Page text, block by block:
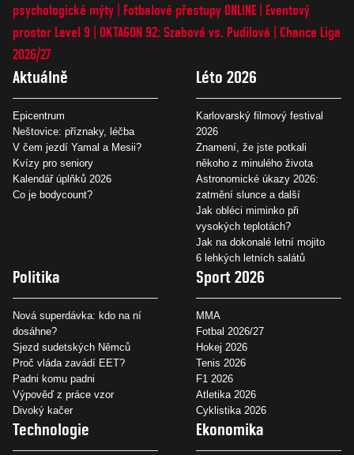
psychologické mýty
Fotbalové přestupy ONLINE
Eventový
prostor Level 9 OKTAGON 92: Szabová vs. Pudilová
Chance Liga
2026/27
Aktuálně
Epicentrum
Neštovice: příznaky, léčba
V čem jezdí Yamal a Mesii?
Kvízy pro seniory
Kalendář úplňků 2026
Co je bodycount?
Léto 2026
Karlovarský filmový festival
2026
Znamení, že jste potkali
někoho z minulého života
Astronomické úkazy 2026:
zatmění slunce a další
Jak obléci miminko při
vysokých teplotách?
Jak na dokonalé letní mojito
6 lehkých letních salátů
Politika
Nová superdávka: kdo na ní
dosáhne?
Sjezd sudetských Němců
Proč vláda zavádí EET?
Padni komu padni
Výpověď z práce vzor
Divoký kačer
Sport 2026
MMA
Fotbal 2026/27
Hokej 2026
Tenis 2026
F1 2026
Atletika 2026
Cyklistika 2026
Technologie Ekonomika